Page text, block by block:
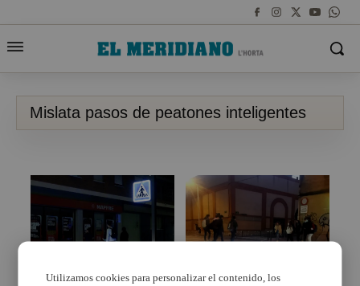
Mislata pasos de peatones inteligentes
Utilizamos cookies para personalizar el contenido, los